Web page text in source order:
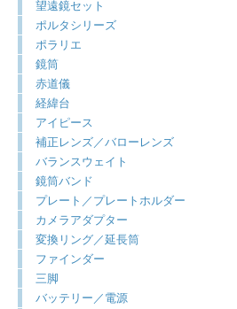
望遠鏡セット
ポルタシリーズ
ポラリエ
鏡筒
赤道儀
経緯台
アイピース
補正レンズ／バローレンズ
バランスウェイト
鏡筒バンド
プレート／プレートホルダー
カメラアダプター
変換リング／延長筒
ファインダー
三脚
バッテリー／電源